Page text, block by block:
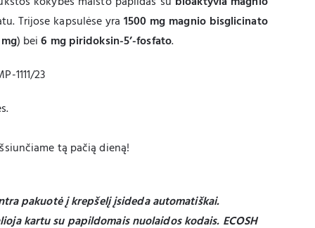
Trijose kapsulėse yra1500 mg magnio bisglicinato
) bei6 mg piridoksin-5’-fosfato.
1111/23
tą pačią dieną!
pakuotė į krepšelį įsideda automatiškai.
kartu su papildomais nuolaidos kodais. ECOSH